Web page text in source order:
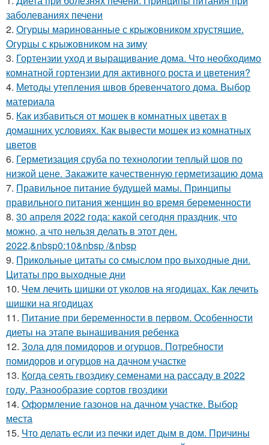
заболеваниях печени
2. Огурцы маринованные с крыжовником хрустящие.
Огурцы с крыжовником на зиму
3. Гортензии уход и выращивание дома. Что необходимо
комнатной гортензии для активного роста и цветения?
4. Методы утепления швов бревенчатого дома. Выбор
материала
5. Как избавиться от мошек в комнатных цветах в
домашних условиях. Как вывести мошек из комнатных
цветов
6. Герметизация сруба по технологии теплый шов по
низкой цене. Закажите качественную герметизацию дома
7. Правильное питание будущей мамы. Принципы
правильного питания женщин во время беременности
8. 30 апреля 2022 года: какой сегодня праздник, что
можно, а что нельзя делать в этот ден.
2022,&nbsp0:10&nbsp /&nbsp
9. Прикольные цитаты со смыслом про выходные дни.
Цитаты про выходные дни
10. Чем лечить шишки от уколов на ягодицах. Как лечить
шишки на ягодицах
11. Питание при беременности в первом. Особенности
диеты на этапе вынашивания ребенка
12. Зола для помидоров и огурцов. Потребности
помидоров и огурцов на дачном участке
13. Когда сеять гвоздику семенами на рассаду в 2022
году. Разнообразие сортов гвоздики
14. Оформление газонов на дачном участке. Выбор
места
15. Что делать если из печки идет дым в дом. Причины